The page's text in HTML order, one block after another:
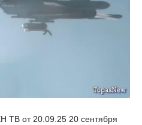
ТВ от 20.09.25 20 сентября